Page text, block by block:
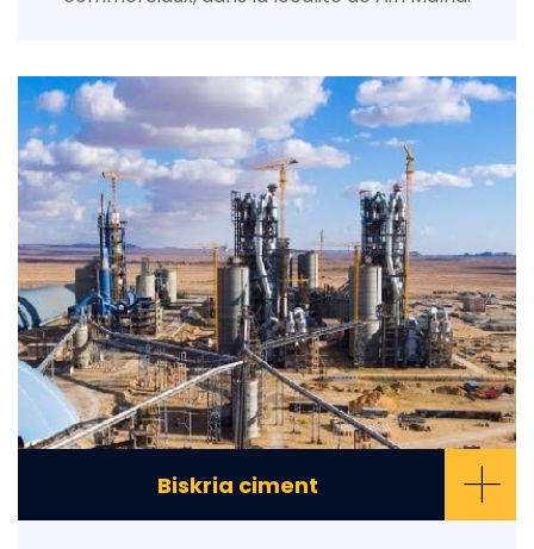
Biskria ciment +